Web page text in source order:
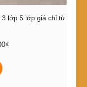
lớp 5 lớp giá chỉ từ
₫Khoảng
phẩm